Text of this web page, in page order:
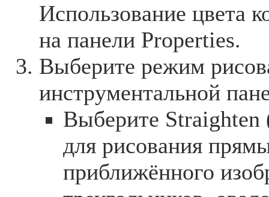
Использование цвета
на панели Properties.
Выберите режим
инструментальной
Выберите
для рисования
приближённого